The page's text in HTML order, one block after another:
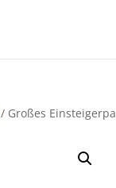
/ Großes